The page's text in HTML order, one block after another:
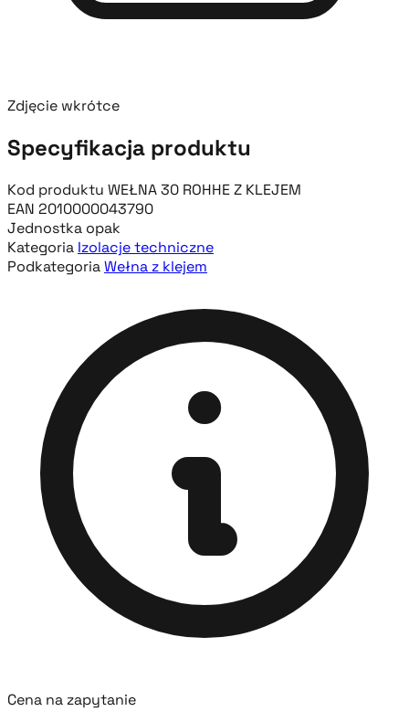
Zdjęcie wkrótce
Specyfikacja produktu
Kod produktu WEŁNA 30 ROHHE Z KLEJEM
EAN 2010000043790
Jednostka opak
Kategoria Izolacje techniczne
PodkategoriaWełna z klejem
Cena na zapytanie